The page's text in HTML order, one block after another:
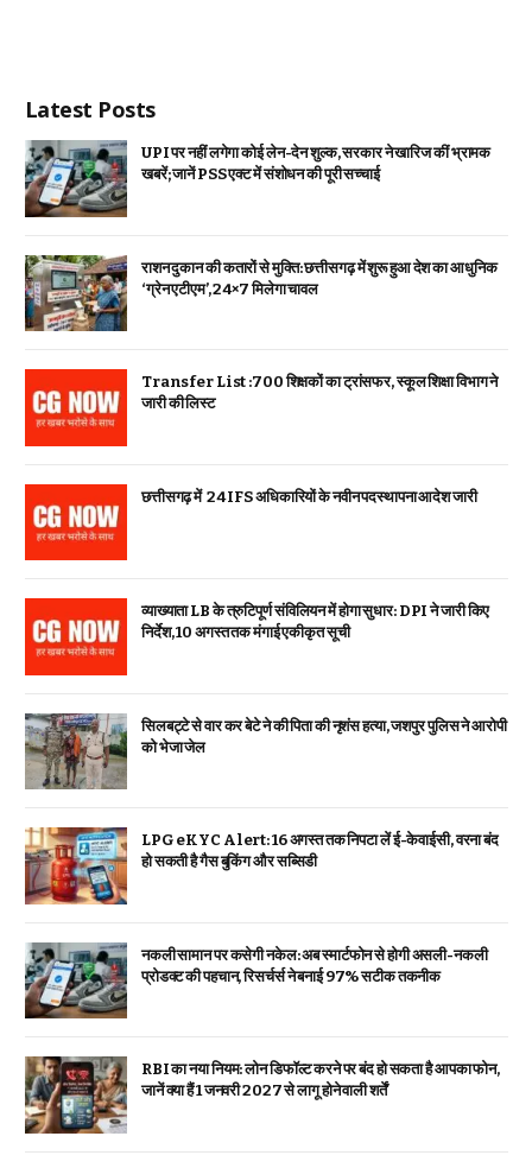
Latest Posts
UPI पर नहीं लगेगा कोई लेन-देन शुल्क, सरकार ने खारिज कीं भ्रामक
खबरें; जानें PSS एक्ट में संशोधन की पूरी सच्चाई
राशन दुकान की कतारों से मुक्ति: छत्तीसगढ़ में शुरू हुआ देश का आधुनिक
‘ग्रेन एटीएम’, 24×7 मिलेगा चावल
Transfer List :700 शिक्षकों का ट्रांसफर, स्कूल शिक्षा विभाग ने
जारी की लिस्ट
छत्तीसगढ़ में 24 IFS अधिकारियों के नवीन पदस्थापना आदेश जारी
व्याख्याता LB के त्रुटिपूर्ण संविलियन में होगा सुधार: DPI ने जारी किए
निर्देश, 10 अगस्त तक मंगाई एकीकृत सूची
सिलबट्टे से वार कर बेटे ने की पिता की नृशंस हत्या, जशपुर पुलिस ने आरोपी
को भेजा जेल
LPG eKYC Alert: 16 अगस्त तक निपटा लें ई-केवाईसी, वरना बंद
हो सकती है गैस बुकिंग और सब्सिडी
नकली सामान पर कसेगी नकेल: अब स्मार्टफोन से होगी असली-नकली
प्रोडक्ट की पहचान, रिसर्चर्स ने बनाई 97% सटीक तकनीक
RBI का नया नियम: लोन डिफॉल्ट करने पर बंद हो सकता है आपका फोन,
जानें क्या हैं 1 जनवरी 2027 से लागू होने वाली शर्तें